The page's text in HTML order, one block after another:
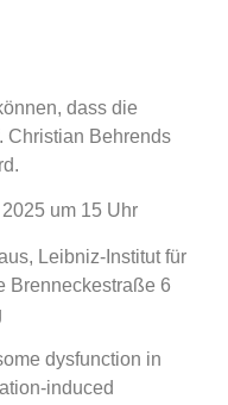
dass die
Christian Behrends
um 15 Uhr
Leibniz-Institut für
Brenneckestraße 6
dysfunction in
induced